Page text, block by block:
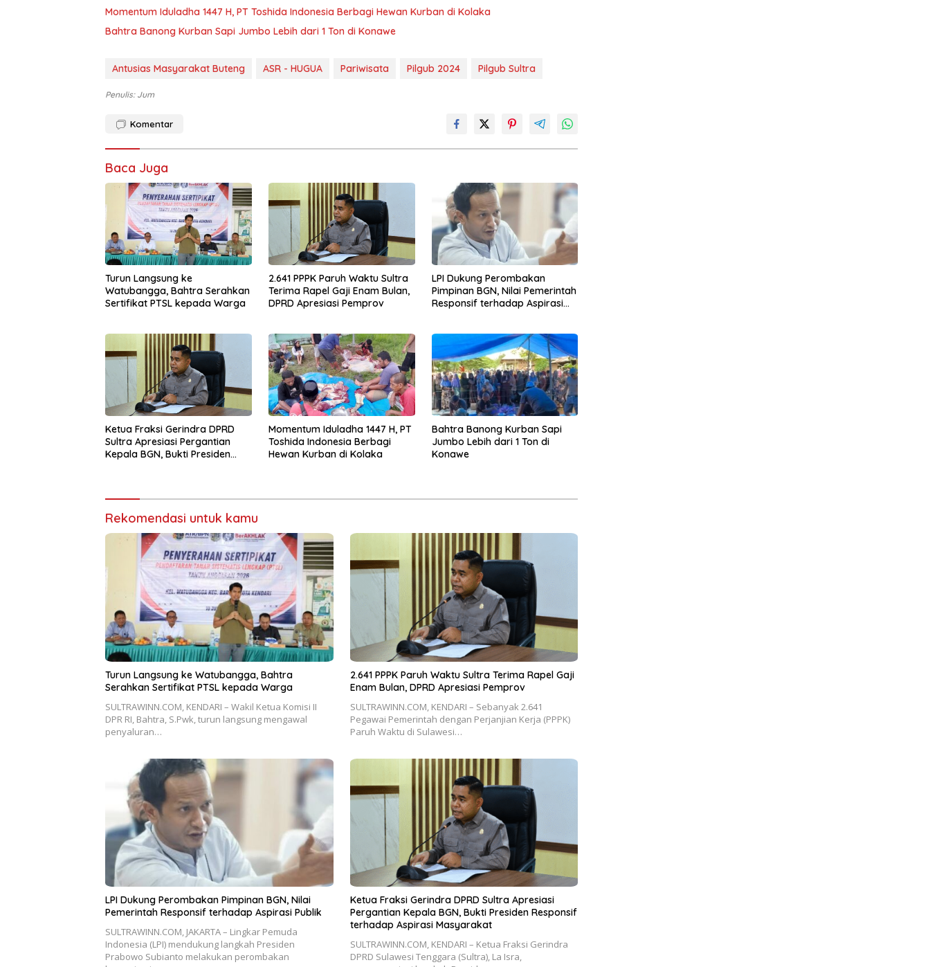
Momentum Iduladha 1447 H, PT Toshida Indonesia Berbagi Hewan Kurban di Kolaka
Bahtra Banong Kurban Sapi Jumbo Lebih dari 1 Ton di Konawe
Antusias Masyarakat Buteng ASR - HUGUA Pariwisata Pilgub 2024 Pilgub Sultra
Penulis: Jum
Komentar
Baca Juga
Turun Langsung ke
Watubangga, Bahtra Serahkan
Sertifikat PTSL kepada Warga
2.641 PPPK Paruh Waktu Sultra
Terima Rapel Gaji Enam Bulan,
DPRD Apresiasi Pemprov
LPI Dukung Perombakan
Pimpinan BGN, Nilai Pemerintah
Responsif terhadap Aspirasi
Ketua Fraksi Gerindra DPRD
Sultra Apresiasi Pergantian
Kepala BGN, Bukti Presiden
Momentum Iduladha 1447 H, PT
Toshida Indonesia Berbagi
Hewan Kurban di Kolaka
Bahtra Banong Kurban Sapi
Jumbo Lebih dari 1 Ton di
Konawe
Rekomendasi untuk kamu
Turun Langsung ke Watubangga, Bahtra
Serahkan Sertifikat PTSL kepada Warga
SULTRAWINN.COM, KENDARI – Wakil Ketua Komisi II
DPR RI, Bahtra, S.Pwk, turun langsung mengawal
penyaluran…
2.641 PPPK Paruh Waktu Sultra Terima Rapel Gaji
Enam Bulan, DPRD Apresiasi Pemprov
SULTRAWINN.COM, KENDARI – Sebanyak 2.641
Pegawai Pemerintah dengan Perjanjian Kerja (PPPK)
Paruh Waktu di Sulawesi…
LPI Dukung Perombakan Pimpinan BGN, Nilai
Pemerintah Responsif terhadap Aspirasi Publik
SULTRAWINN.COM, JAKARTA – Lingkar Pemuda
Indonesia (LPI) mendukung langkah Presiden
Prabowo Subianto melakukan perombakan
Ketua Fraksi Gerindra DPRD Sultra Apresiasi
Pergantian Kepala BGN, Bukti Presiden Responsif
terhadap Aspirasi Masyarakat
SULTRAWINN.COM, KENDARI – Ketua Fraksi Gerindra
DPRD Sulawesi Tenggara (Sultra), La Isra,